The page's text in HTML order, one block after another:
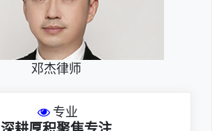
邓杰律师
专业